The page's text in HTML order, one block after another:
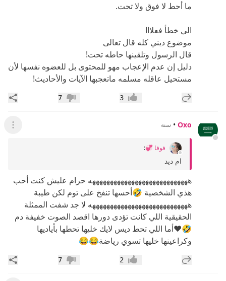
ما أحط لا فوق ولا تحت.
الي خطأ فعلااا
موضوع ديني كله قال تعالى
قال الرسول وتلقينها حاطه تحت!
دليل إن عدم الإعجاب مهو للمحتوى بل للعضوه نفسها لأن
مستحيل عاقله مسلمه ماتعجبها الآيات والأحاديث!
إضافة رد جديد إعجاب3 عدم إعجاب
7
Oxo
• سنة عرض
فوفا 💞:
ام ديد
ههههههههههههههههههههههههههههه حرام عليش كنت أحب
هذي الشخصية 🤣أحسها تنفخ على توم لكن طيبة
ههههههههههههههههههههههههههههه لا جد شفت الممثلة
الحقيقية اللي كانت تؤدى دورها اقصد الصوت خفيفة دم
🤣❤️أما اللي تحط ديس لايك خليها تحطها بأياديها
وكراعينها خليها تسوي رياضة😂😂
إضافة رد جديد إعجاب2 عدم إعجاب
7